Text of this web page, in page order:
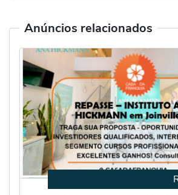
Anúncios relacionados